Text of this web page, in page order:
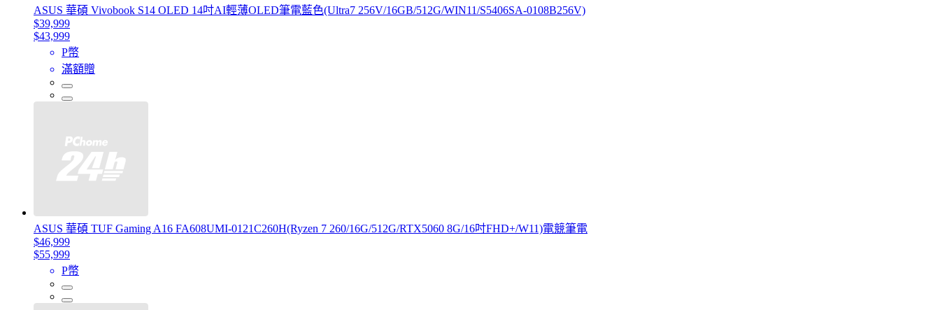
ASUS 華碩 Vivobook S14 OLED 14吋AI輕薄OLED筆電藍色(Ultra7 256V/16GB/512G/WIN11/S5406SA-0108B256V)
$39,999
$43,999
P幣
滿額贈
ASUS 華碩 TUF Gaming A16 FA608UMI-0121C260H(Ryzen 7 260/16G/512G/RTX5060 8G/16吋FHD+/W11)電競筆電
$46,999
$55,999
P幣